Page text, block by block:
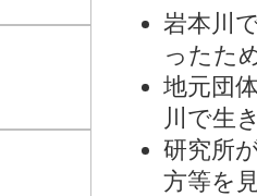
岩本川
ったた
地元団
川で生
研究所
方等を